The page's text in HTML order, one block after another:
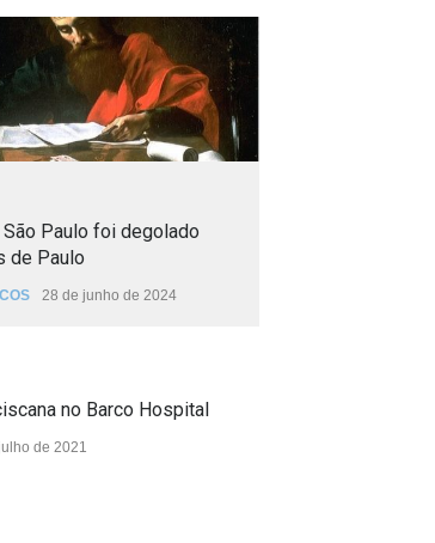
Paulo foi degolado
de Paulo
28 de junho de 2024
no Barco Hospital
de 2021